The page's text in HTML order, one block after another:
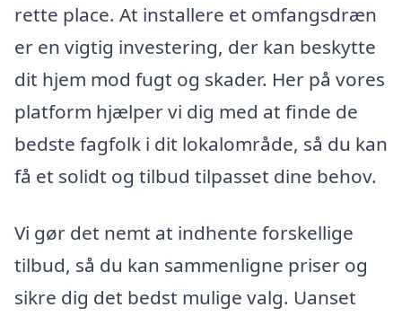
rette place. At installere et omfangsdræn
er en vigtig investering, der kan beskytte
dit hjem mod fugt og skader. Her på vores
platform hjælper vi dig med at finde de
bedste fagfolk i dit lokalområde, så du kan
få et solidt og tilbud tilpasset dine behov.
Vi gør det nemt at indhente forskellige
tilbud, så du kan sammenligne priser og
sikre dig det bedst mulige valg. Uanset